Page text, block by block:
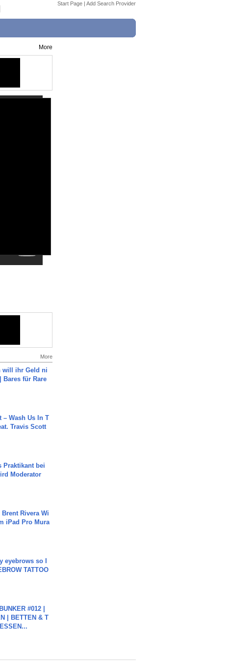
Start Page | Add Search Provider
More
More
will ihr Geld ni
Bares für Rare
– Wash Us In T
Travis Scott
Praktikant bei
Moderator
Brent Rivera Wi
iPad Pro Mura
eyebrows so I
TATTOO
#012 |
| BETTEN & T